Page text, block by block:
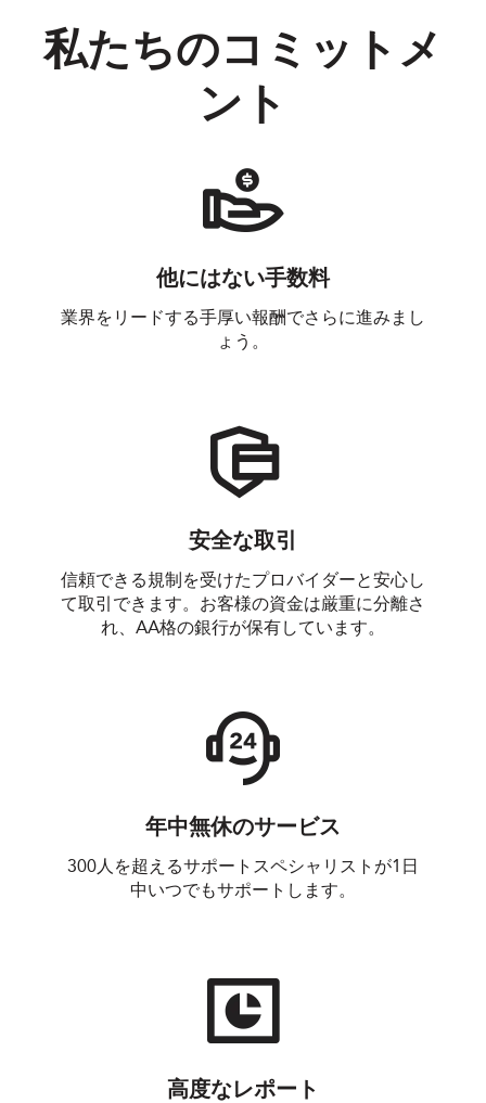
私たちのコミットメ
ント
他にはない手数料
業界をリードする手厚い報酬でさらに進みまし
ょう。
安全な取引
信頼できる規制を受けたプロバイダーと安心し
て取引できます。お客様の資金は厳重に分離さ
れ、AA格の銀行が保有しています。
年中無休のサービス
300人を超えるサポートスペシャリストが1日
中いつでもサポートします。
高度なレポート